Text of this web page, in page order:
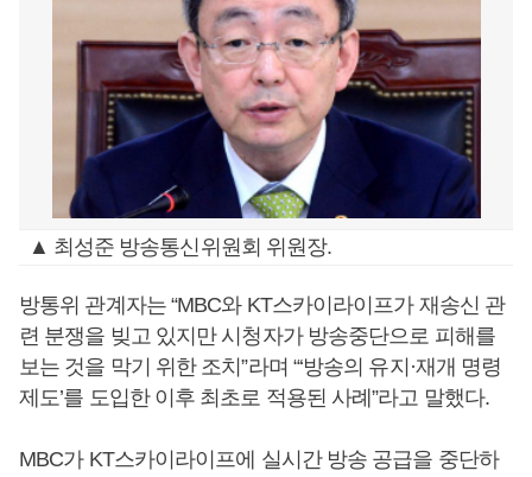
▲ 최성준 방송통신위원회 위원장.
방통위 관계자는 “MBC와 KT스카이라이프가 재송신 관
련 분쟁을 빚고 있지만 시청자가 방송중단으로 피해를
보는 것을 막기 위한 조치”라며 “‘방송의 유지·재개 명령
제도’를 도입한 이후 최초로 적용된 사례”라고 말했다.
MBC가 KT스카이라이프에 실시간 방송 공급을 중단하